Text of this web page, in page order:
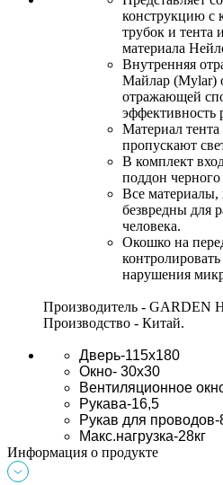
конструкцию с
трубок и тента
материала
Внутренняя
Майлар (Mylar)
отражающей
эффективность
Материал
пропускают
В комплект
поддон черного
Все материалы,
безвредны для
человека.
Окошко на
нарушения
Производитель - GARDEN
Производство - Китай.
Дверь-115х180
Окно- 30х30
Вентиляционное
Рукава-16,5
Рукав для проводов-
Макс.нагрузка-28кг
Информация о продукте